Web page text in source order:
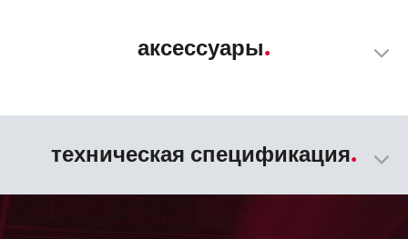
аксессуары
техническая спецификация